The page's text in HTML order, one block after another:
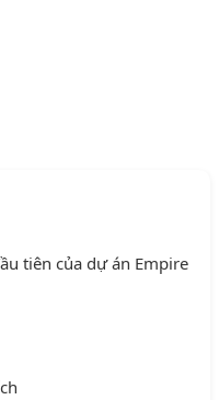
tiên của dự án Empire